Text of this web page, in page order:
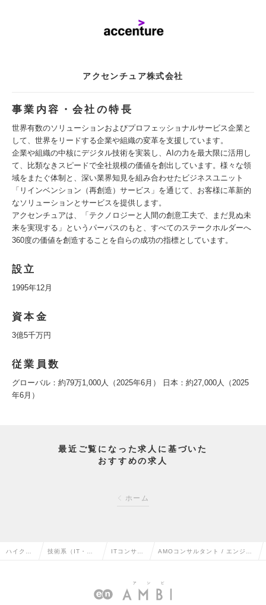
アクセンチュア株式会社
事業内容・会社の特長
世界有数のソリューションおよびプロフェッショナルサービス企業と
して、世界をリードする企業や組織の変革を支援しています。
企業や組織の中核にデジタル技術を実装し、AIの力を最大限に活用し
て、比類なきスピードで全社規模の価値を創出しています。様々な領
域をまたぐ体制と、深い業界知見を組み合わせたビジネスユニット
「リインベンション（再創造）サービス」を通じて、お客様に革新的
なソリューションとサービスを提供します。
アクセンチュアは、「テクノロジーと人間の創意工夫で、まだ見ぬ未
来を実現する」というパーパスのもと、すべてのステークホルダーへ
360度の価値を創造することを自らの成功の指標としています。
設立
1995年12月
資本金
3億5千万円
従業員数
グローバル：約79万1,000人（2025年6月） 日本：約27,000人（2025
年6月）
最近ご覧になった求人に基づいた
おすすめの求人
ホーム
ハイクラ 技術系（IT・We ITコンサル
職
AMOコンサルタント / エンジニ
情報